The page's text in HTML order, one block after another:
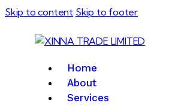
Skip to content Skip to footer
Home
About
Services